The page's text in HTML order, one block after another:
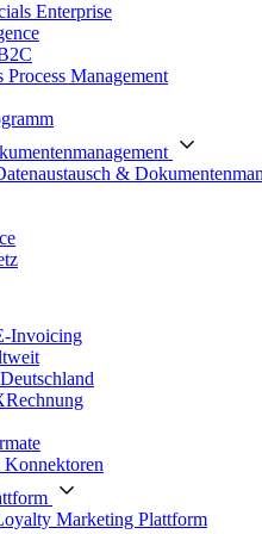
Enterprise
Management
&
Invoicing
Marketing Plattform